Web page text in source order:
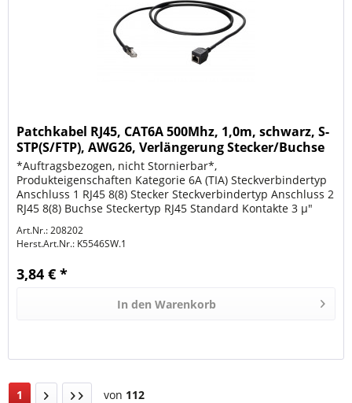
Patchkabel RJ45, CAT6A 500Mhz, 1,0m, schwarz, S-
STP(S/FTP), AWG26, Verlängerung Stecker/Buchse
*Auftragsbezogen, nicht Stornierbar*,
Produkteigenschaften Kategorie 6A (TIA) Steckverbindertyp
Anschluss 1 RJ45 8(8) Stecker Steckverbindertyp Anschluss 2
RJ45 8(8) Buchse Steckertyp RJ45 Standard Kontakte 3 µ"
Art.Nr.: 208202
Herst.Art.Nr.: K5546SW.1
3,84 € *
In den Warenkorb
1 von 112